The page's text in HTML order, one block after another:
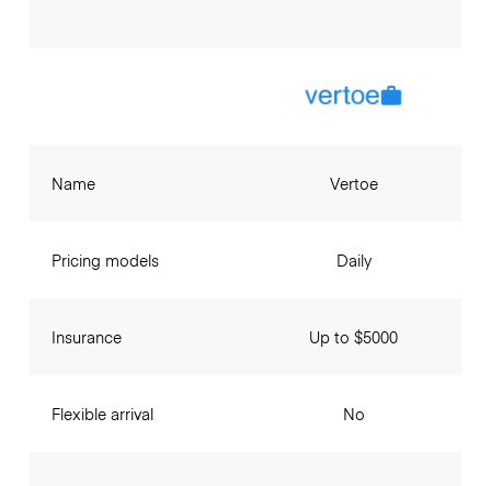
Name
Pricing models
Insurance
Flexible arrival
Vertoe
Daily
Up to $5000
No